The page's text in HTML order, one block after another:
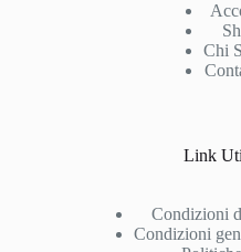
Chi
Link
Condizioni
Condizioni